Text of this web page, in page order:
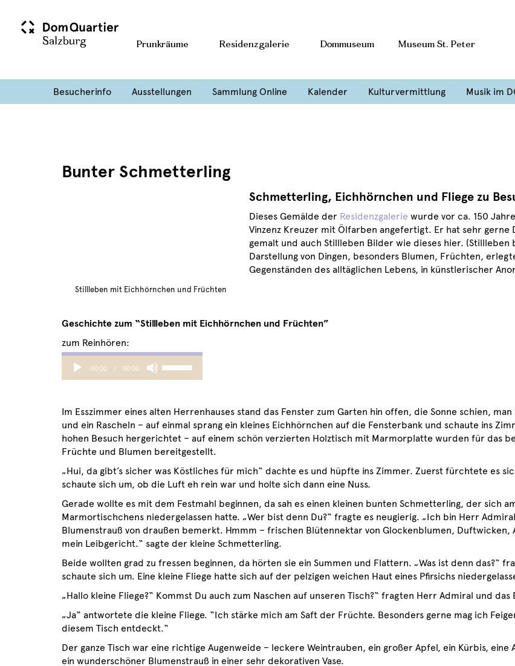
Prunkräume Residenzgalerie Dommuseum Museum St. Peter
Besucherinfo Ausstellungen Sammlung Online Kalender Kulturvermittlung Musik im
Bunter Schmetterling
Stillleben mit Eichhörnchen und Früchten
Schmetterling, Eichhörnchen und Fliege zu
Dieses Gemälde der Residenzgalerie wurde vor ca. 150
Vinzenz Kreuzer mit Ölfarben angefertigt. Er hat sehr gerne
gemalt und auch Stillleben Bilder wie dieses hier.
Darstellung von Dingen, besonders Blumen, Früchten,
Gegenständen des alltäglichen Lebens, in künstlerischer
Geschichte zum “Stillleben mit Eichhörnchen und Früchten”
zum Reinhören:
Audio
Player
00:00 00:00
to
increase
or
decrease
volume.
Im Esszimmer eines alten Herrenhauses stand das Fenster zum Garten hin offen, die Sonne schien,
und ein Rascheln – auf einmal sprang ein kleines Eichhörnchen auf die Fensterbank und schaute ins
hohen Besuch hergerichtet – auf einem schön verzierten Holztisch mit Marmorplatte wurden für das
Früchte und Blumen bereitgestellt.
„Hui, da gibt’s sicher was Köstliches für mich“ dachte es und hüpfte ins Zimmer. Zuerst fürchtete es
schaute sich um, ob die Luft eh rein war und holte sich dann eine Nuss.
Gerade wollte es mit dem Festmahl beginnen, da sah es einen kleinen bunten Schmetterling, der sich
Marmortischchens niedergelassen hatte. „Wer bist denn Du?“ fragte es neugierig. „Ich bin Herr
Blumenstrauß von draußen bemerkt. Hmmm – frischen Blütennektar von Glockenblumen, Duftwicken,
mein Leibgericht.“ sagte der kleine Schmetterling.
Beide wollten grad zu fressen beginnen, da hörten sie ein Summen und Flattern. „Was ist denn das?“
schaute sich um. Eine kleine Fliege hatte sich auf der pelzigen weichen Haut eines Pfirsichs
„Hallo kleine Fliege?“ Kommst Du auch zum Naschen auf unseren Tisch?“ fragten Herr Admiral und
„Ja“ antwortete die kleine Fliege. “Ich stärke mich am Saft der Früchte. Besonders gerne mag ich
diesem Tisch entdeckt.“
Der ganze Tisch war eine richtige Augenweide – leckere Weintrauben, ein großer Apfel, ein Kürbis, eine
ein wunderschöner Blumenstrauß in einer sehr dekorativen Vase.